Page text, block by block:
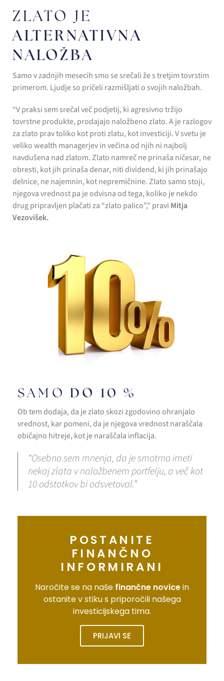
ZLATO JE
ALTERNATIVNA
NALOŽBA
Samo v zadnjih mesecih smo se srečali že s tretjim tovrstim
primerom. Ljudje so pričeli razmišljati o svojih naložbah.
“V praksi sem srečal več podjetij, ki agresivno tržijo
tovrstne produkte, prodajajo naložbeno zlato. A je razlogov
za zlato prav toliko kot proti zlatu, kot investiciji. V svetu je
veliko wealth managerjev in večina od njih ni najbolj
navdušena nad zlatom. Zlato namreč ne prinaša ničesar, ne
obresti, kot jih prinaša denar, niti dividend, ki jih prinašajo
delnice, ne najemnin, kot nepremičnine. Zlato samo stoji,
njegova vrednost pa je odvisna od tega, koliko je nekdo
drug pripravljen plačati za “zlato palico”,” pravi Mitja
Vezovišek.
SAMO DO 10 %
Ob tem dodaja, da je zlato skozi zgodovino ohranjalo
vrednost, kar pomeni, da je njegova vrednost naraščala
običajno hitreje, kot je naraščala inflacija.
“Osebno sem mnenja, da je smotrno imeti
nekaj zlata v naložbenem portfelju, a več kot
10 odstotkov bi odsvetoval.”
POSTANITE
FINANČNO
INFORMIRANI
Naročite se na naše finančne novicein
ostanite v stiku s priporočili našega
investicijskega tima.
PRIJAVI SE